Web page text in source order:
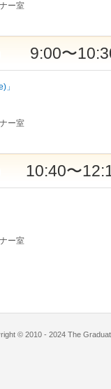
ー室
9:00〜
」
ー室
10:40〜
ー室
© 2010 - 2024 The